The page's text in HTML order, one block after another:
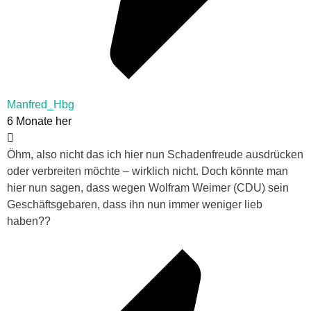
Manfred_Hbg
6 Monate her
Öhm, also nicht das ich hier nun Schadenfreude ausdrücken
oder verbreiten möchte – wirklich nicht. Doch könnte man
hier nun sagen, dass wegen Wolfram Weimer (CDU) sein
Geschäftsgebaren, dass ihn nun immer weniger lieb
haben??